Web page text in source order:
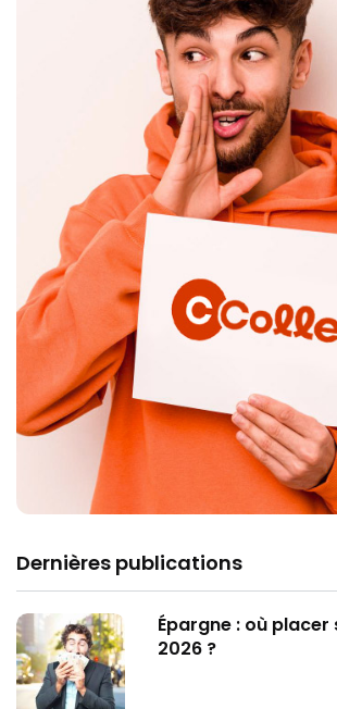
Dernières publications
Épargne : où
2026 ?